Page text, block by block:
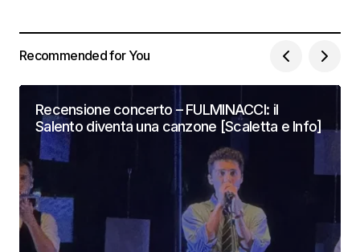
Recommended for You
Recensione concerto – FULMINACCI: il
Salento diventa una canzone [Scaletta e Info]